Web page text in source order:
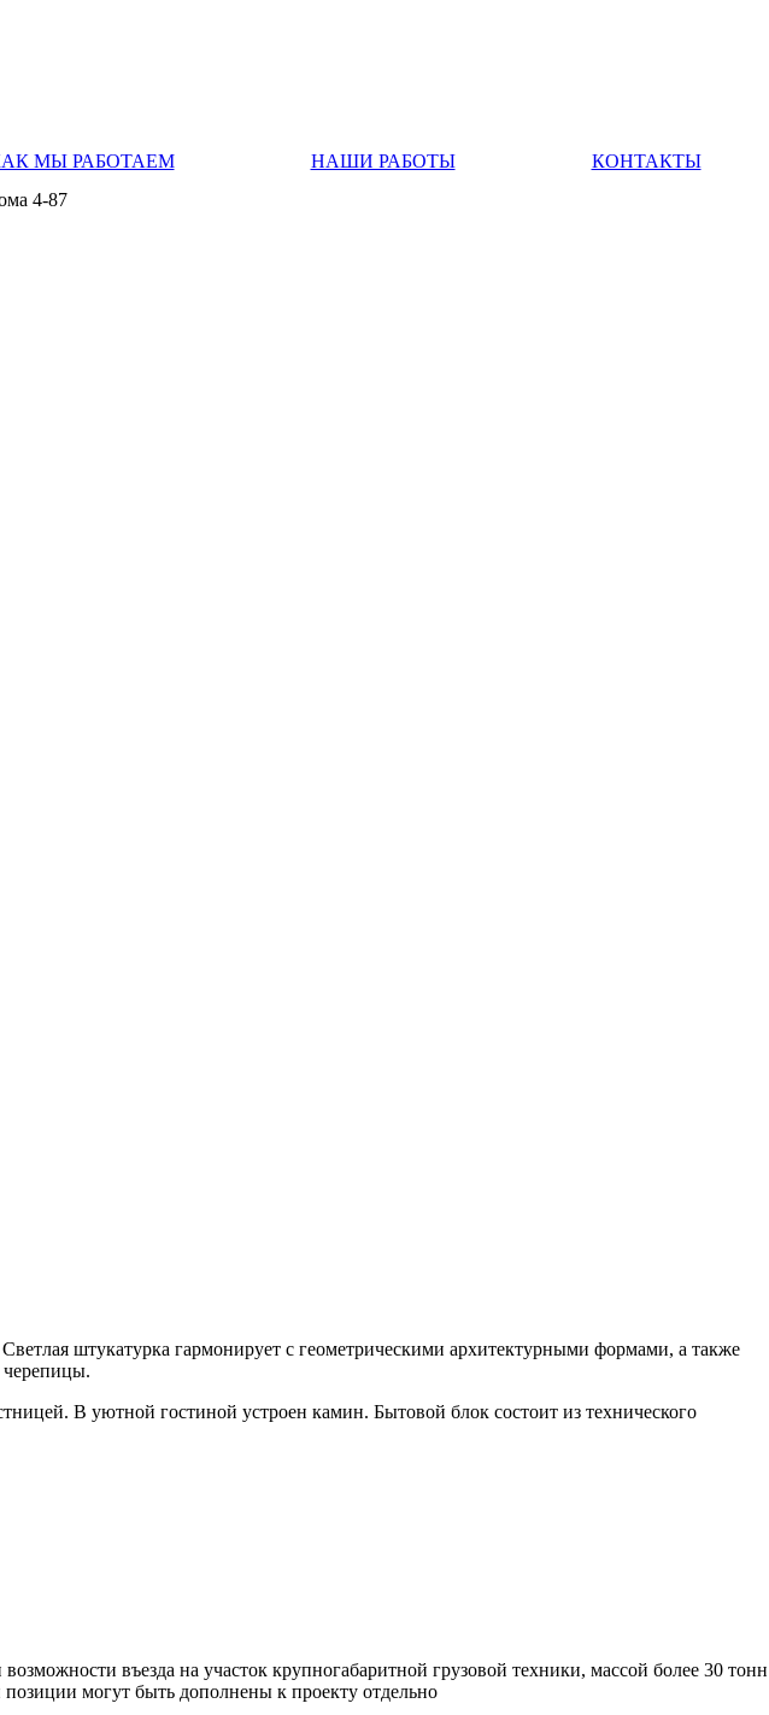
МЫ РАБОТАЕМ НАШИ РАБОТЫ
КОНТАКТЫ
4-87
штукатурка гармонирует с геометрическими архитектурными формами, а также
черепицы.
В уютной гостиной устроен камин. Бытовой блок состоит из технического
въезда на участок крупногабаритной грузовой техники, массой более 30 тонн
могут быть дополнены к проекту отдельно